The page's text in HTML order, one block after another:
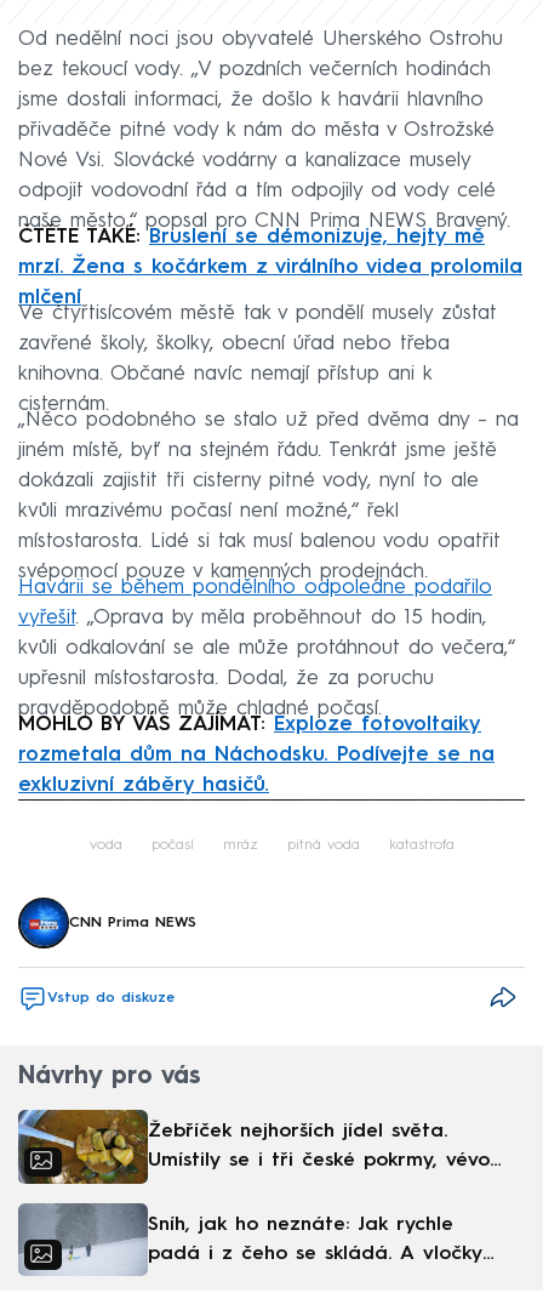
Od nedělní noci jsou obyvatelé Uherského Ostrohu
bez tekoucí vody. „V pozdních večerních hodinách
jsme dostali informaci, že došlo k havárii hlavního
přivaděče pitné vody k nám do města v Ostrožské
Nové Vsi. Slovácké vodárny a kanalizace musely
odpojit vodovodní řád a tím odpojily od vody celé
naše město,“ popsal pro CNN Prima NEWS Bravený.
ČTĚTE TAKÉ: Bruslení se démonizuje, hejty mě
mrzí. Žena s kočárkem z virálního videa prolomila
mlčení
Ve čtyřtisícovém městě tak v pondělí musely zůstat
zavřené školy, školky, obecní úřad nebo třeba
knihovna. Občané navíc nemají přístup ani k
cisternám.
„Něco podobného se stalo už před dvěma dny – na
jiném místě, byť na stejném řádu. Tenkrát jsme ještě
dokázali zajistit tři cisterny pitné vody, nyní to ale
kvůli mrazivému počasí není možné,“ řekl
místostarosta. Lidé si tak musí balenou vodu opatřit
svépomocí pouze v kamenných prodejnách.
Havárii se během pondělního odpoledne podařilo
vyřešit. „Oprava by měla proběhnout do 15 hodin,
kvůli odkalování se ale může protáhnout do večera,“
upřesnil místostarosta. Dodal, že za poruchu
pravděpodobně může chladné počasí.
MOHLO BY VÁS ZAJÍMAT:
Exploze fotovoltaiky
rozmetala dům na Náchodsku. Podívejte se na
exkluzivní záběry hasičů.
voda počasí mráz pitná voda katastrofa
CNN Prima NEWS
Vstup do diskuze
Návrhy pro vás
Žebříček nejhorších jídel světa.
Umístily se i tři české pokrmy, vévodí
Sníh, jak ho neznáte: Jak rychle
padá i z čeho se skládá. A vločky